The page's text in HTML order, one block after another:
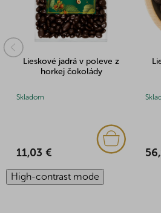
Lieskové jadrá v poleve z
horkej čokolády
Skladom
11,03 €
High-contrast mode